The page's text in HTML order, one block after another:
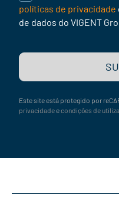
políticas de privacidade
de dados do VIGENT
Este site está protegido por
privacidadeecondições de